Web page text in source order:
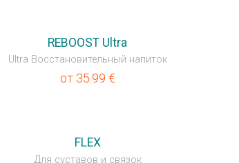
REBOOST Ultra
Ultra Восстановительный напиток
от 35.99 €
FLEX
Для суставов и связок